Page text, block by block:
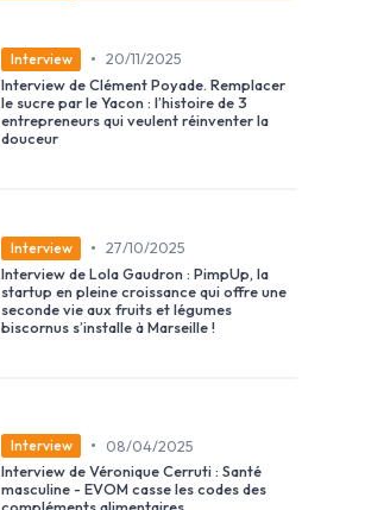
Interview • 20/11/2025
Interview de Clément Poyade. Remplacer
le sucre par le Yacon : l’histoire de 3
entrepreneurs qui veulent réinventer la
douceur
Interview • 27/10/2025
Interview de Lola Gaudron : PimpUp, la
startup en pleine croissance qui offre une
seconde vie aux fruits et légumes
biscornus s’installe à Marseille !
Interview •
08/04/2025
Interview de Véronique Cerruti : Santé
masculine - EVOM casse les codes des